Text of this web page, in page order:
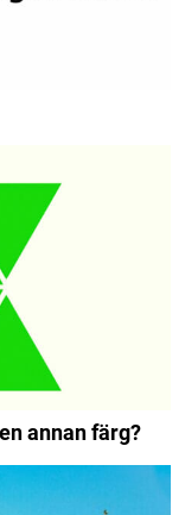
annan färg?